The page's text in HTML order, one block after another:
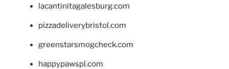
lacantinitagalesburg.com
pizzadeliverybristol.com
greenstarsmogcheck.com
happypawspl.com